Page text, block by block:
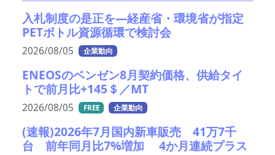
入札制度の是正を—経産省・環境省が指定
PETボトル資源循環で検討会
2026/08/05 企業動向
ENEOSのベンゼン8月契約価格、供給タイ
トで前月比+145＄／MT
2026/08/05 FREE 企業動向
(速報)2026年7月国内新車販売 41万7千
台 前年同月比7%増加 4か月連続プラス